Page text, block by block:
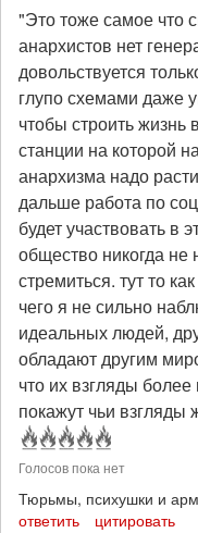
"Это тоже самое что
анархистов нет
довольствуется
глупо схемами даже
чтобы строить жизнь
станции на которой
анархизма надо
дальше работа по
будет участвовать в
общество никогда не
стремиться. тут то
чего я не сильно
идеальных людей,
обладают другим
что их взгляды
покажут чьи взгляды
Голосов пока нет
Тюрьмы, психушки и
ответить
цитировать